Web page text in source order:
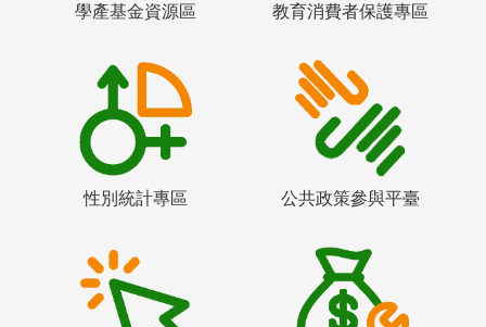
學產基金資源區 教育消費者保護專區
性別統計專區 公共政策參與平臺